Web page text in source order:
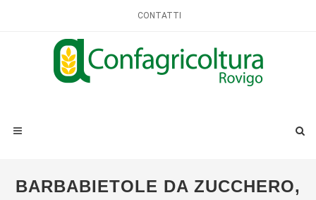
CONTATTI
BARBABIETOLE DA ZUCCHERO,